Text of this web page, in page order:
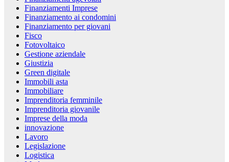
Finanziamenti Imprese
Finanziamento ai condomini
Finanziamento per giovani
Fisco
Fotovoltaico
Gestione aziendale
Giustizia
Green digitale
Immobili asta
Immobiliare
Imprenditoria femminile
Imprenditoria giovanile
Imprese della moda
innovazione
Lavoro
Legislazione
Logistica